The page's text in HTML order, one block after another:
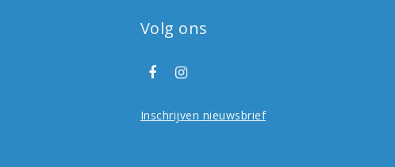
Volg ons
Inschrijven nieuwsbrief